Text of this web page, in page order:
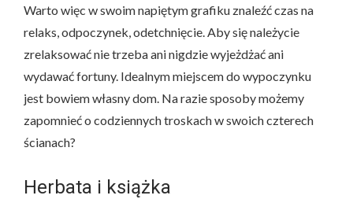
Warto więc w swoim napiętym grafiku znaleźć czas na
relaks, odpoczynek, odetchnięcie. Aby się należycie
zrelaksować nie trzeba ani nigdzie wyjeżdżać ani
wydawać fortuny. Idealnym miejscem do wypoczynku
jest bowiem własny dom. Na razie sposoby możemy
zapomnieć o codziennych troskach w swoich czterech
ścianach?
Herbata i książka